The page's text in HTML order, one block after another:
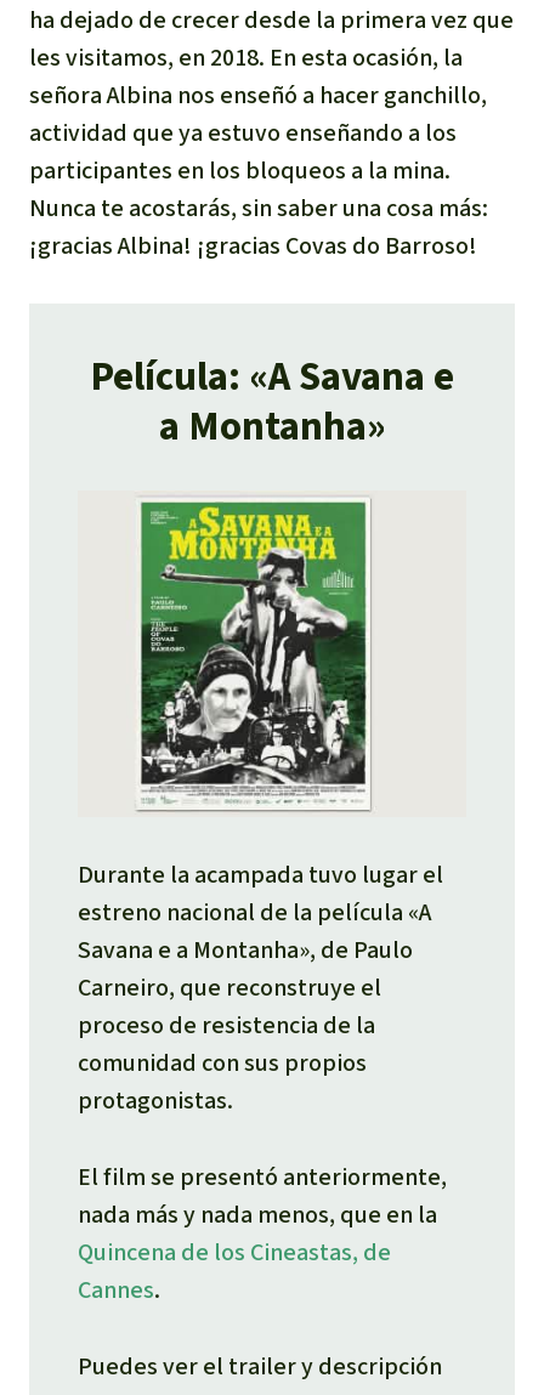
ha dejado de crecer desde la primera vez que
les visitamos, en 2018. En esta ocasión, la
señora Albina nos enseñó a hacer ganchillo,
actividad que ya estuvo enseñando a los
participantes en los bloqueos a la mina.
Nunca te acostarás, sin saber una cosa más:
¡gracias Albina! ¡gracias Covas do Barroso!
Película: «A Savana e
a Montanha»
Durante la acampada tuvo lugar el
estreno nacional de la película «A
Savana e a Montanha», de Paulo
Carneiro, que reconstruye el
proceso de resistencia de la
comunidad con sus propios
protagonistas.
El film se presentó anteriormente,
nada más y nada menos, que en la
Quincena de los Cineastas, de
Cannes.
Puedes ver el trailer y descripción